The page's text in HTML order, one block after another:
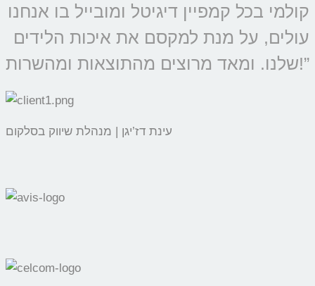
קולמי בכל קמפיין דיגיטל ומובייל בו אנחנו
עולים, על מנת למקסם את איכות הלידים
שלנו. ומאד מרוצים מהתוצאות ומהשרות!”
עינת דז’יגן | מנהלת שיווק בסלקום